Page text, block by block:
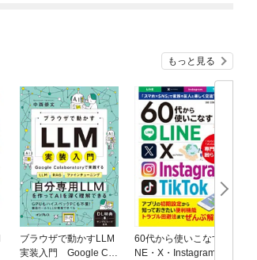
もっと見る
ブラウザで動かすLLM
実装入門 Google Col
60代から使いこなすLI
NE・X・Instagram・T